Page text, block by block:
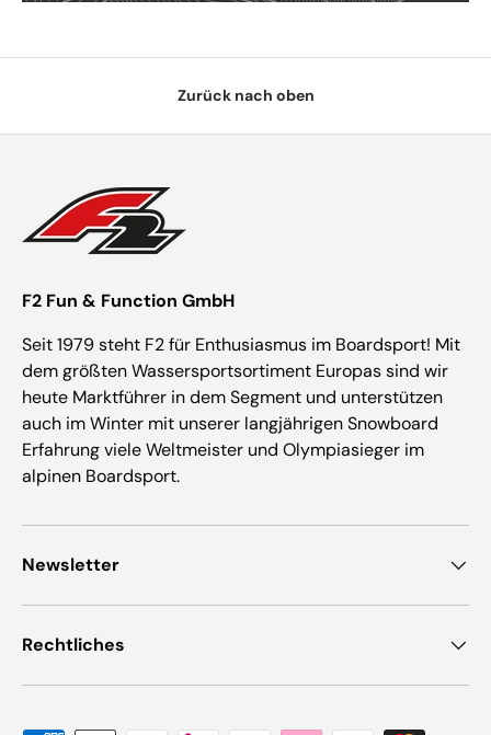
Zurück nach oben
F2 Fun & Function GmbH
Seit 1979 steht F2 für Enthusiasmus im Boardsport! Mit
dem größten Wassersportsortiment Europas sind wir
heute Marktführer in dem Segment und unterstützen
auch im Winter mit unserer langjährigen Snowboard
Erfahrung viele Weltmeister und Olympiasieger im
alpinen Boardsport.
Newsletter
Rechtliches